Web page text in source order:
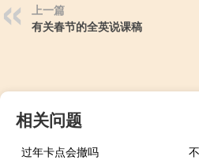
上一篇
有关春节的全英说课稿
相关问题
过年卡点会撤吗